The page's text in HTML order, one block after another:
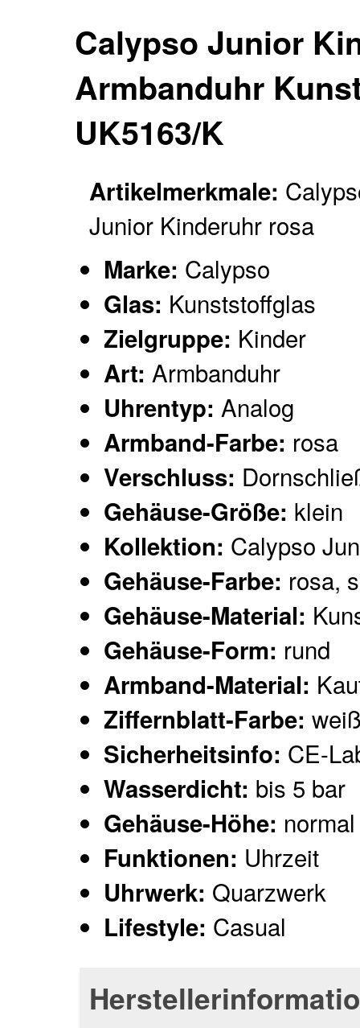
Calypso Junior
Armbanduhr
UK5163/K
Artikelmerkmale:
Junior Kinderuhr rosa
Marke: Calypso
Glas: Kunststoffglas
Zielgruppe: Kinder
Art: Armbanduhr
Uhrentyp: Analog
Armband-Farbe: rosa
Verschluss:
Gehäuse-Größe: klein
Kollektion: Calypso
Gehäuse-Farbe: rosa,
Gehäuse-Material:
Gehäuse-Form: rund
Armband-Material:
Ziffernblatt-Farbe:
Sicherheitsinfo: CE-
Wasserdicht: bis 5 bar
Gehäuse-Höhe: normal
Funktionen: Uhrzeit
Uhrwerk: Quarzwerk
Lifestyle: Casual